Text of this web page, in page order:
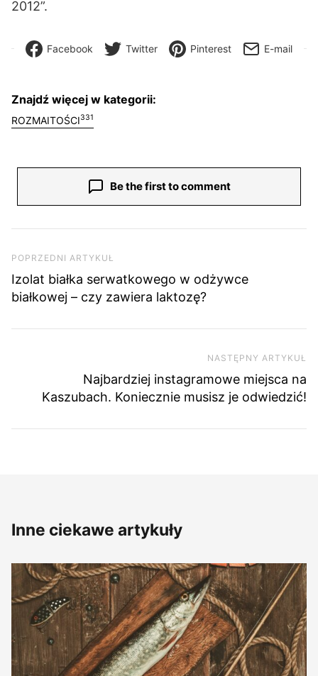
2012”.
Facebook Twitter Pinterest E-mail
Znajdź więcej w kategorii:
ROZMAITOŚCI331
Be the first to comment
Poprzedni artykuł
POPRZEDNI ARTYKUŁ
Izolat białka serwatkowego w odżywce
białkowej – czy zawiera laktozę?
NASTĘPNY ARTYKUŁ
Najbardziej instagramowe miejsca na
Kaszubach. Koniecznie musisz je odwiedzić!
Inne ciekawe artykuły